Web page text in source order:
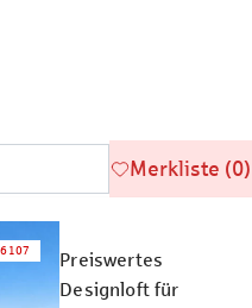
Merkliste (0)
6107
Preiswertes
Designloft für